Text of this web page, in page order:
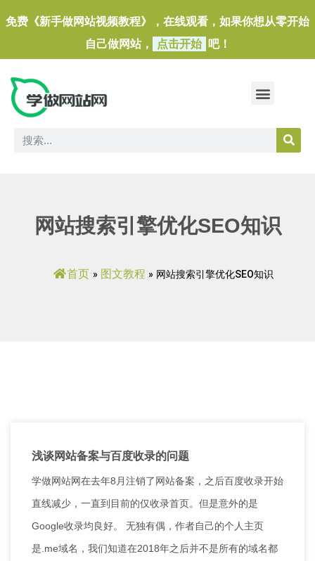
免费《新手做网站视频教程》，在线观看，如果你想从零开始
自己做网站，
点击开始 吧！
网站搜索引擎优化SEO知识
首页 » 图文教程 » 网站搜索引擎优化SEO知识
浅谈网站备案与百度收录的问题
学做网站网在去年8月注销了网站备案，之后百度收录开始
直线减少，一直到目前的仅收录首页。但是意外的是
Google收录均良好。 无独有偶，作者自己的个人主页
是.me域名，我们知道在2018年之后并不是所有的域名都